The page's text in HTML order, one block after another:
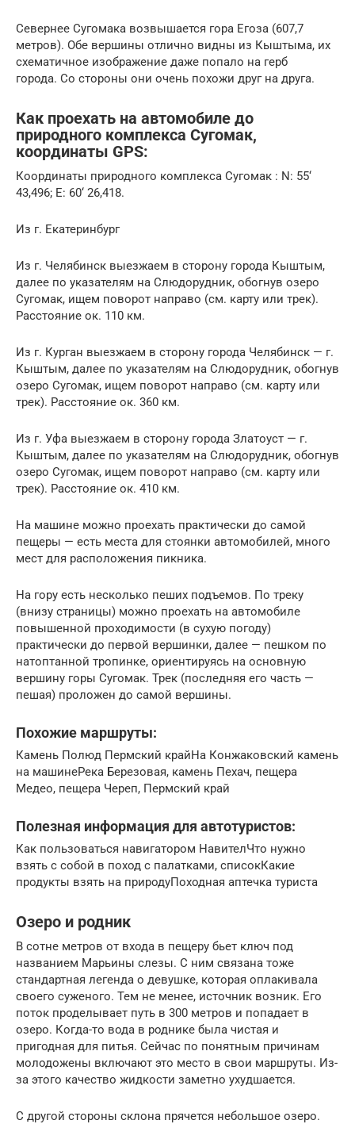
Севернее Сугомака возвышается гора Егоза (607,7
метров). Обе вершины отлично видны из Кыштыма, их
схематичное изображение даже попало на герб
города. Со стороны они очень похожи друг на друга.
Как проехать на автомобиле до
природного комплекса Сугомак,
координаты GPS:
Координаты природного комплекса Сугомак : N: 55‘
43,496; E: 60‘ 26,418.
Из г. Екатеринбург
Из г. Челябинск выезжаем в сторону города Кыштым,
далее по указателям на Слюдорудник, обогнув озеро
Сугомак, ищем поворот направо (см. карту или трек).
Расстояние ок. 110 км.
Из г. Курган выезжаем в сторону города Челябинск — г.
Кыштым, далее по указателям на Слюдорудник, обогнув
озеро Сугомак, ищем поворот направо (см. карту или
трек). Расстояние ок. 360 км.
Из г. Уфа выезжаем в сторону города Златоуст — г.
Кыштым, далее по указателям на Слюдорудник, обогнув
озеро Сугомак, ищем поворот направо (см. карту или
трек). Расстояние ок. 410 км.
На машине можно проехать практически до самой
пещеры — есть места для стоянки автомобилей, много
мест для расположения пикника.
На гору есть несколько пеших подъемов. По треку
(внизу страницы) можно проехать на автомобиле
повышенной проходимости (в сухую погоду)
практически до первой вершинки, далее — пешком по
натоптанной тропинке, ориентируясь на основную
вершину горы Сугомак. Трек (последняя его часть —
пешая) проложен до самой вершины.
Похожие маршруты:
Камень Полюд Пермский крайНа Конжаковский камень
на машинеРека Березовая, камень Пехач, пещера
Медео, пещера Череп, Пермский край
Полезная информация для автотуристов:
Как пользоваться навигатором НавителЧто нужно
взять с собой в поход с палатками, списокКакие
продукты взять на природуПоходная аптечка туриста
Озеро и родник
В сотне метров от входа в пещеру бьет ключ под
названием Марьины слезы. С ним связана тоже
стандартная легенда о девушке, которая оплакивала
своего суженого. Тем не менее, источник возник. Его
поток проделывает путь в 300 метров и попадает в
озеро. Когда-то вода в роднике была чистая и
пригодная для питья. Сейчас по понятным причинам
молодожены включают это место в свои маршруты. Из-
за этого качество жидкости заметно ухудшается.
С другой стороны склона прячется небольшое озеро.